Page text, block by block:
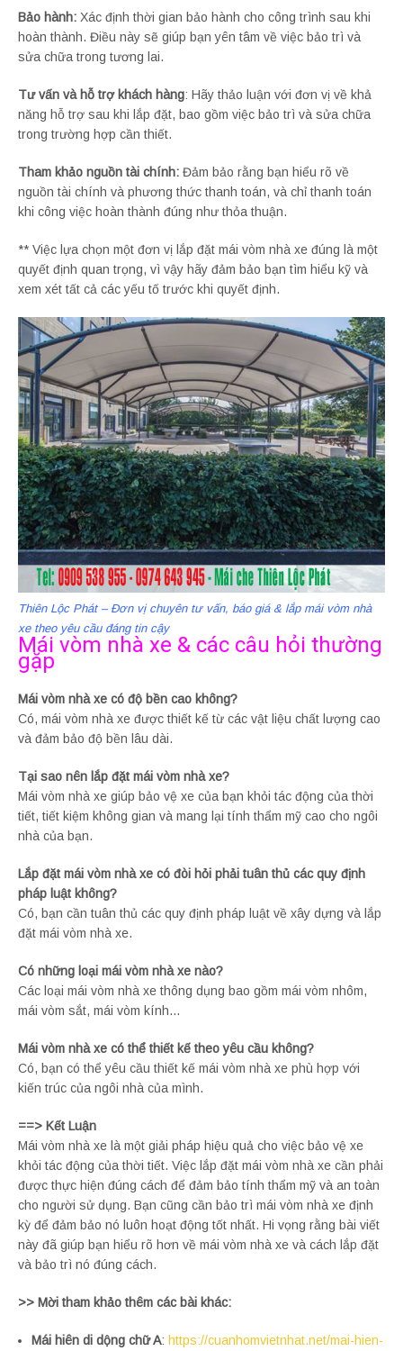
Bảo hành: Xác định thời gian bảo hành cho công trình sau khi
hoàn thành. Điều này sẽ giúp bạn yên tâm về việc bảo trì và
sửa chữa trong tương lai.
Tư vấn và hỗ trợ khách hàng: Hãy thảo luận với đơn vị về khả
năng hỗ trợ sau khi lắp đặt, bao gồm việc bảo trì và sửa chữa
trong trường hợp cần thiết.
Tham khảo nguồn tài chính: Đảm bảo rằng bạn hiểu rõ về
nguồn tài chính và phương thức thanh toán, và chỉ thanh toán
khi công việc hoàn thành đúng như thỏa thuận.
** Việc lựa chọn một đơn vị lắp đặt mái vòm nhà xe đúng là một
quyết định quan trọng, vì vậy hãy đảm bảo bạn tìm hiểu kỹ và
xem xét tất cả các yếu tố trước khi quyết định.
Thiên Lộc Phát – Đơn vị chuyên tư vấn, báo giá & lắp mái vòm nhà
xe theo yêu cầu đáng tin cậy
Mái vòm nhà xe & các câu hỏi thường
gặp
Mái vòm nhà xe có độ bền cao không?
Có, mái vòm nhà xe được thiết kế từ các vật liệu chất lượng cao
và đảm bảo độ bền lâu dài.
Tại sao nên lắp đặt mái vòm nhà xe?
Mái vòm nhà xe giúp bảo vệ xe của bạn khỏi tác động của thời
tiết, tiết kiệm không gian và mang lại tính thẩm mỹ cao cho ngôi
nhà của bạn.
Lắp đặt mái vòm nhà xe có đòi hỏi phải tuân thủ các quy định
pháp luật không?
Có, bạn cần tuân thủ các quy định pháp luật về xây dựng và lắp
đặt mái vòm nhà xe.
Có những loại mái vòm nhà xe nào?
Các loại mái vòm nhà xe thông dụng bao gồm mái vòm nhôm,
mái vòm sắt, mái vòm kính…
Mái vòm nhà xe có thể thiết kế theo yêu cầu không?
Có, bạn có thể yêu cầu thiết kế mái vòm nhà xe phù hợp với
kiến trúc của ngôi nhà của mình.
==> Kết Luận
Mái vòm nhà xe là một giải pháp hiệu quả cho việc bảo vệ xe
khỏi tác động của thời tiết. Việc lắp đặt mái vòm nhà xe cần phải
được thực hiện đúng cách để đảm bảo tính thẩm mỹ và an toàn
cho người sử dụng. Bạn cũng cần bảo trì mái vòm nhà xe định
kỳ để đảm bảo nó luôn hoạt động tốt nhất. Hi vọng rằng bài viết
này đã giúp bạn hiểu rõ hơn về mái vòm nhà xe và cách lắp đặt
và bảo trì nó đúng cách.
>> Mời tham khảo thêm các bài khác:
Mái hiên di dộng chữ A: https://cuanhomvietnhat.net/mai-hien-